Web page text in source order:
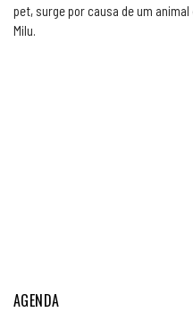
pet, surge por causa de um
Milu.
AGENDA